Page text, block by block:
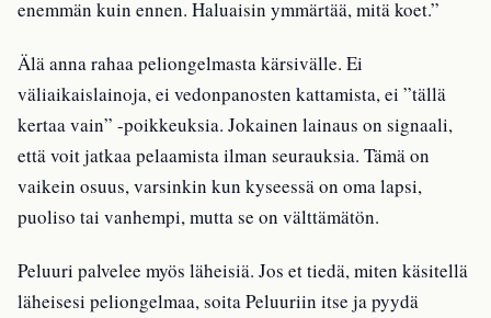
enemmän kuin ennen. Haluaisin ymmärtää, mitä koet.”
Älä anna rahaa peliongelmasta kärsivälle. Ei
väliaikaislainoja, ei vedonpanosten kattamista, ei ”tällä
kertaa vain” -poikkeuksia. Jokainen lainaus on signaali,
että voit jatkaa pelaamista ilman seurauksia. Tämä on
vaikein osuus, varsinkin kun kyseessä on oma lapsi,
puoliso tai vanhempi, mutta se on välttämätön.
Peluuri palvelee myös läheisiä. Jos et tiedä, miten käsitellä
läheisesi peliongelmaa, soita Peluuriin itse ja pyydä